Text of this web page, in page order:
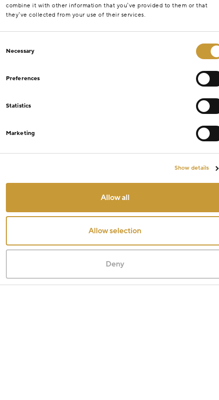
combine it with other information that you’ve provided to them or that
they’ve collected from your use of their services.
Selection
Necessary
Preferences
Statistics
Marketing
Show details
Allow all
Allow selection
Deny